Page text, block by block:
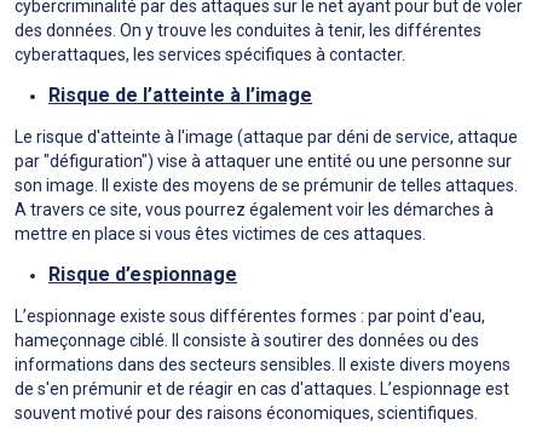
cybercriminalité par des attaques sur le net ayant pour but de voler
des données. On y trouve les conduites à tenir, les différentes
cyberattaques, les services spécifiques à contacter.
Risque de l’atteinte à l’image
Le risque d'atteinte à l'image (attaque par déni de service, attaque
par "défiguration") vise à attaquer une entité ou une personne sur
son image. Il existe des moyens de se prémunir de telles attaques.
A travers ce site, vous pourrez également voir les démarches à
mettre en place si vous êtes victimes de ces attaques.
Risque d’espionnage
L’espionnage existe sous différentes formes : par point d'eau,
hameçonnage ciblé. Il consiste à soutirer des données ou des
informations dans des secteurs sensibles. Il existe divers moyens
de s'en prémunir et de réagir en cas d'attaques. L’espionnage est
souvent motivé pour des raisons économiques, scientifiques.